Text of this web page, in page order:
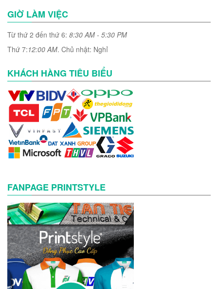
GIỜ LÀM VIỆC
Từ thứ 2 đến thứ 6: 8:30 AM - 5:30 PM
Thứ 7:12:00 AM. Chủ nhật: Nghỉ
KHÁCH HÀNG TIÊU BIỂU
FANPAGE PRINTSTYLE